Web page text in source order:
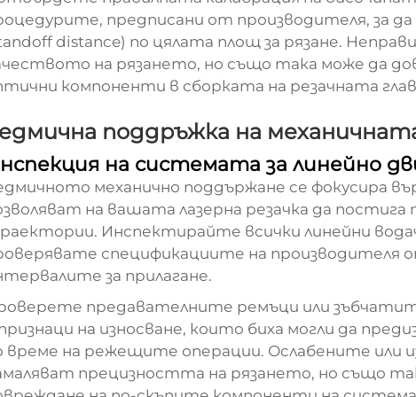
предписани от производителя, за
distance) по цялата площ за рязане.
на рязането, но също така може да
компоненти в сборката на резачната
поддръжка на
на системата за линейно
механично поддържане се фокусира
на вашата лазерна резачка да
Инспектирайте всички линейни
спецификациите на производителя
за прилагане.
предавателните ремъци или
на износване, които биха могли да
време на режещите операции. Ослабените или
прецизността на рязането, но също